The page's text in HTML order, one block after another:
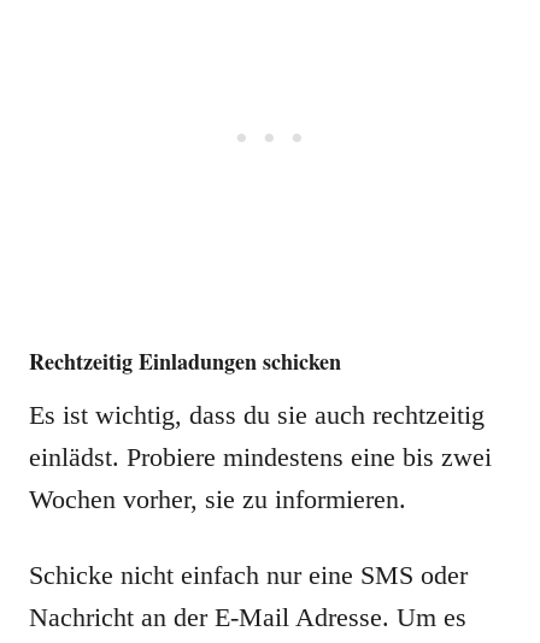
Rechtzeitig Einladungen schicken
Es ist wichtig, dass du sie auch rechtzeitig
einlädst. Probiere mindestens eine bis zwei
Wochen vorher, sie zu informieren.
Schicke nicht einfach nur eine SMS oder
Nachricht an der E-Mail Adresse. Um es